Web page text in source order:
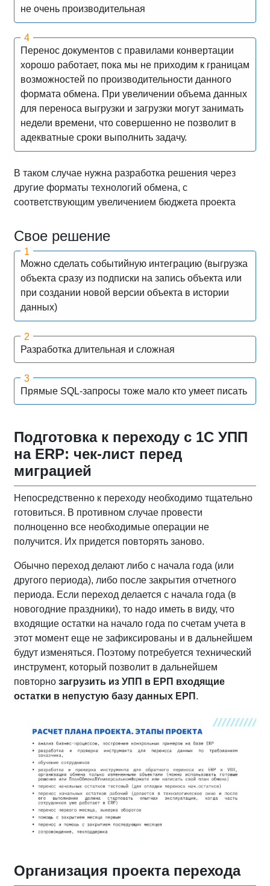
не очень производительная
Перенос документов с правилами конвертации
хорошо работает, пока мы не приходим к границам
возможностей по производительности данного
формата обмена. При увеличении объема данных
для переноса выгрузки и загрузки могут занимать
недели времени, что совершенно не позволит в
адекватные сроки выполнить задачу.
В таком случае нужна разработка решения через
другие форматы технологий обмена, с
соответствующим увеличением бюджета проекта
Свое решение
Можно сделать событийную интеграцию (выгрузка
объекта сразу из подписки на запись объекта или
при создании новой версии объекта в истории
данных)
Разработка длительная и сложная
Прямые SQL-запросы тоже мало кто умеет писать
Подготовка к переходу с 1С УПП
на ERP: чек-лист перед
миграцией
Непосредственно к переходу необходимо тщательно
готовиться. В противном случае провести
полноценно все необходимые операции не
получится. Их придется повторять заново.
Обычно переход делают либо с начала года (или
другого периода), либо после закрытия отчетного
периода. Если переход делается с начала года (в
новогодние праздники), то надо иметь в виду, что
входящие остатки на начало года по счетам учета в
этот момент еще не зафиксированы и в дальнейшем
будут изменяться. Поэтому потребуется технический
инструмент, который позволит в дальнейшем
повторно загрузить из УПП в ЕРП входящие
остатки в непустую базу данных ЕРП .
Организация проекта перехода